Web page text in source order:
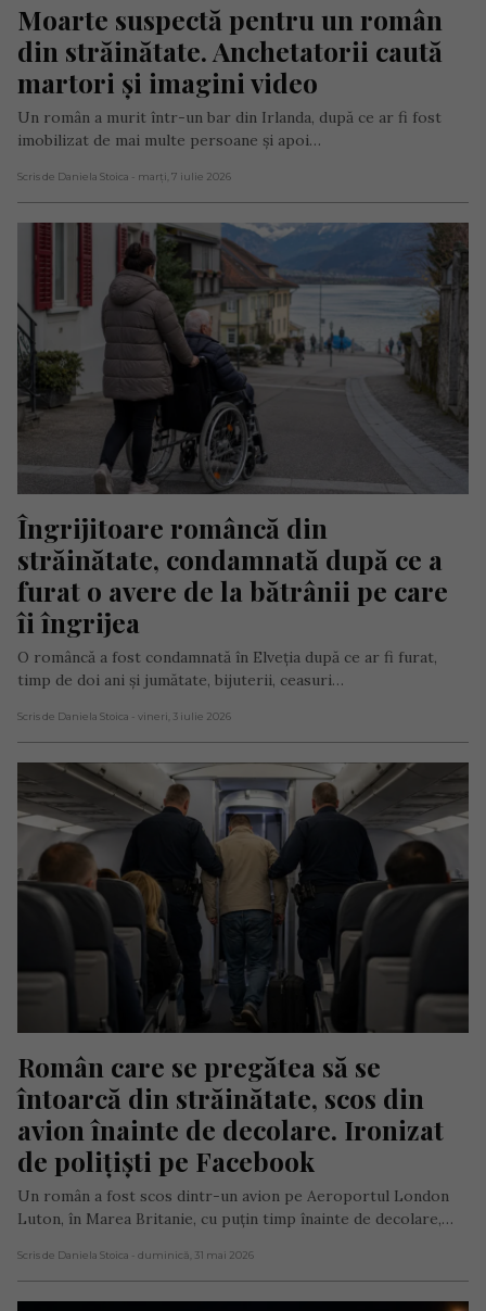
Moarte suspectă pentru un român
din străinătate. Anchetatorii caută
martori și imagini video
Un român a murit într-un bar din Irlanda, după ce ar fi fost
imobilizat de mai multe persoane și apoi…
Scris de Daniela Stoica - marți, 7 iulie 2026
Îngrijitoare româncă din
străinătate, condamnată după ce a
furat o avere de la bătrânii pe care
îi îngrijea
O româncă a fost condamnată în Elveția după ce ar fi furat,
timp de doi ani și jumătate, bijuterii, ceasuri…
Scris de Daniela Stoica - vineri, 3 iulie 2026
Român care se pregătea să se
întoarcă din străinătate, scos din
avion înainte de decolare. Ironizat
de polițiști pe Facebook
Un român a fost scos dintr-un avion pe Aeroportul London
Luton, în Marea Britanie, cu puțin timp înainte de decolare,…
Scris de Daniela Stoica - duminică, 31 mai 2026